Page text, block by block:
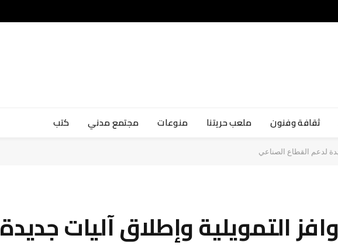
ثقافة وفنون ملعب حريتنا منوعات مجتمع مدني كتب
لدعم القطاع الصناعي
التمويلية وإطلاق آليات جديدة